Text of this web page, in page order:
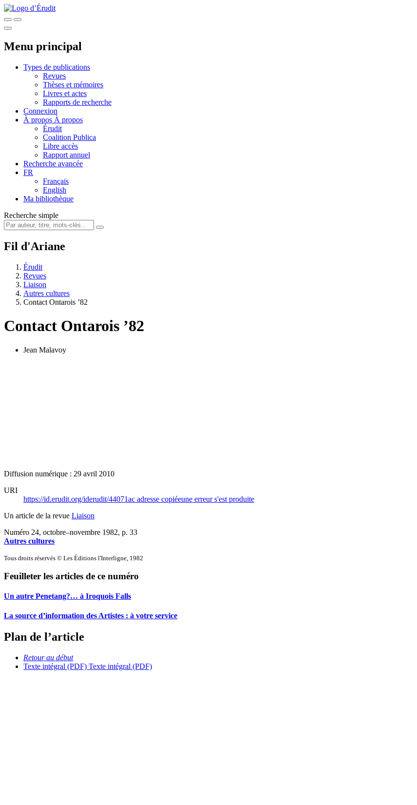
Menu principal
Types de publications
Revues
Thèses et mémoires
Livres et actes
Rapports de recherche
Connexion
À propos À propos
Érudit
Coalition Publica
Libre accès
Rapport annuel
Recherche avancée
FR
Français
English
Ma bibliothèque
Recherche simple
Fil d'Ariane
Érudit
Revues
Liaison
Autres cultures
Contact Ontarois ’82
Contact Ontarois ’82
Jean Malavoy
Diffusion numérique : 29 avril 2010
URI
https://id.erudit.org/iderudit/44071ac adresse copiéeune erreur s'est produite
Un article de la revue Liaison
Numéro 24, octobre–novembre 1982, p. 33
Autres cultures
Tous droits réservés © Les Éditions l'Interligne, 1982
Feuilleter les articles de ce numéro
Un autre Penetang?… à Iroquois Falls
La source d’information des Artistes : à votre service
Plan de l’article
Retour au début
Texte intégral (PDF) Texte intégral (PDF)